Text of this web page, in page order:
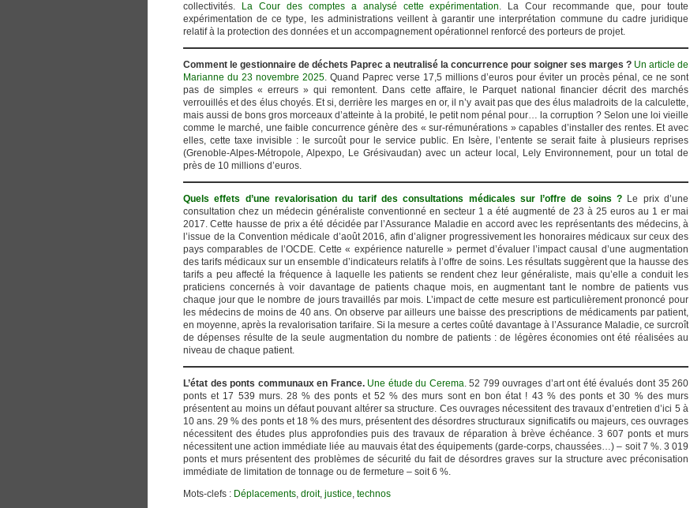
collectivités.
La Cour des comptes a analysé cette expérimentation. La Cour recommande que, pour toute
expérimentation de ce type, les administrations veillent à garantir une interprétation commune du cadre juridique
relatif à la protection des données et un accompagnement opérationnel renforcé des porteurs de projet.
Comment le gestionnaire de déchets Paprec a neutralisé la concurrence pour soigner ses marges ? Un article de
Marianne du 23 novembre 2025. Quand Paprec verse 17,5 millions d’euros pour éviter un procès pénal, ce ne sont
pas de simples « erreurs » qui remontent. Dans cette affaire, le Parquet national financier décrit des marchés
verrouillés et des élus choyés. Et si, derrière les marges en or, il n’y avait pas que des élus maladroits de la calculette,
mais aussi de bons gros morceaux d’atteinte à la probité, le petit nom pénal pour… la corruption ? Selon une loi vieille
comme le marché, une faible concurrence génère des « sur-rémunérations » capables d’installer des rentes. Et avec
elles, cette taxe invisible : le surcoût pour le service public. En Isère, l’entente se serait faite à plusieurs reprises
(Grenoble-Alpes-Métropole, Alpexpo, Le Grésivaudan) avec un acteur local, Lely Environnement, pour un total de
près de 10 millions d’euros.
Quels effets d’une revalorisation du tarif des consultations médicales sur l’offre de soins ? Le prix d’une
consultation chez un médecin généraliste conventionné en secteur 1 a été augmenté de 23 à 25 euros au 1 er mai
2017. Cette hausse de prix a été décidée par l’Assurance Maladie en accord avec les représentants des médecins, à
l’issue de la Convention médicale d’août 2016, afin d’aligner progressivement les honoraires médicaux sur ceux des
pays comparables de l’OCDE. Cette « expérience naturelle » permet d’évaluer l’impact causal d’une augmentation
des tarifs médicaux sur un ensemble d’indicateurs relatifs à l’offre de soins. Les résultats suggèrent que la hausse des
tarifs a peu affecté la fréquence à laquelle les patients se rendent chez leur généraliste, mais qu’elle a conduit les
praticiens concernés à voir davantage de patients chaque mois, en augmentant tant le nombre de patients vus
chaque jour que le nombre de jours travaillés par mois. L’impact de cette mesure est particulièrement prononcé pour
les médecins de moins de 40 ans. On observe par ailleurs une baisse des prescriptions de médicaments par patient,
en moyenne, après la revalorisation tarifaire. Si la mesure a certes coûté davantage à l’Assurance Maladie, ce surcroît
de dépenses résulte de la seule augmentation du nombre de patients : de légères économies ont été réalisées au
niveau de chaque patient.
L’état des ponts communaux en France. Une étude du Cerema. 52 799 ouvrages d’art ont été évalués dont 35 260
ponts et 17 539 murs. 28 % des ponts et 52 % des murs sont en bon état ! 43 % des ponts et 30 % des murs
présentent au moins un défaut pouvant altérer sa structure. Ces ouvrages nécessitent des travaux d’entretien d’ici 5 à
10 ans. 29 % des ponts et 18 % des murs, présentent des désordres structuraux significatifs ou majeurs, ces ouvrages
nécessitent des études plus approfondies puis des travaux de réparation à brève échéance. 3 607 ponts et murs
nécessitent une action immédiate liée au mauvais état des équipements (garde-corps, chaussées…) – soit 7 %. 3 019
ponts et murs présentent des problèmes de sécurité du fait de désordres graves sur la structure avec préconisation
immédiate de limitation de tonnage ou de fermeture – soit 6 %.
Mots-clefs : Déplacements, droit, justice, technos